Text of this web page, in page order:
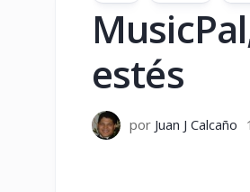
estés
por Juan J Calcaño